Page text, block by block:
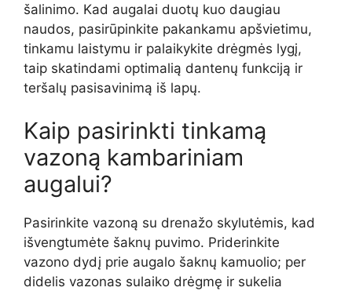
šalinimo. Kad augalai duotų kuo daugiau
naudos, pasirūpinkite pakankamu apšvietimu,
tinkamu laistymu ir palaikykite drėgmės lygį,
taip skatindami optimalią dantenų funkciją ir
teršalų pasisavinimą iš lapų.
Kaip pasirinkti tinkamą
vazoną kambariniam
augalui?
Pasirinkite vazoną su drenažo skylutėmis, kad
išvengtumėte šaknų puvimo. Priderinkite
vazono dydį prie augalo šaknų kamuolio; per
didelis vazonas sulaiko drėgmę ir sukelia